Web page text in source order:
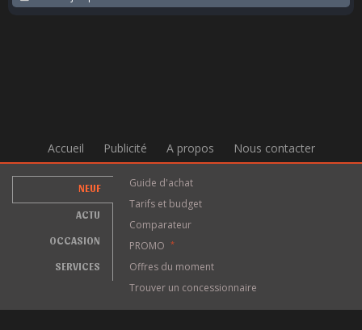
Accueil Publicité A propos Nous contacter
NEUF
ACTU
OCCASION
SERVICES
Guide d'achat
Tarifs et budget
Comparateur
PROMO
*
Offres du moment
Trouver un concessionnaire